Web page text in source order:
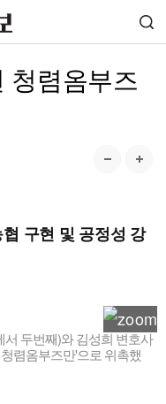
청렴옴부즈
구현 및 공정성 강
두번째)와 김성희 변호사
렴옴부즈만'으로 위촉했